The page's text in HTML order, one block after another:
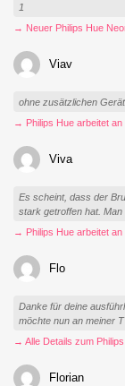
1
→ Neuer Philips Hue
Viav
ohne zusätzlichen
→ Philips Hue arbeitet
Viva
Es scheint, dass der
stark getroffen hat. Man
→ Philips Hue arbeitet
Flo
Danke für deine
möchte nun an meiner
→ Alle Details zum
Florian